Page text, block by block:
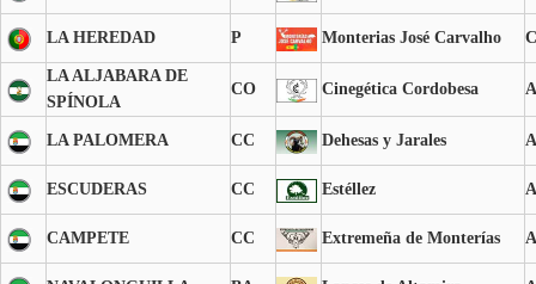
LA HEREDAD P Monterias José Carvalho C
LA ALJABARA DE
SPÍNOLA
CO Cinegética Cordobesa A
LA PALOMERA CC Dehesas y Jarales A
ESCUDERAS CC Estéllez A
CAMPETE CC Extremeña de Monterías A